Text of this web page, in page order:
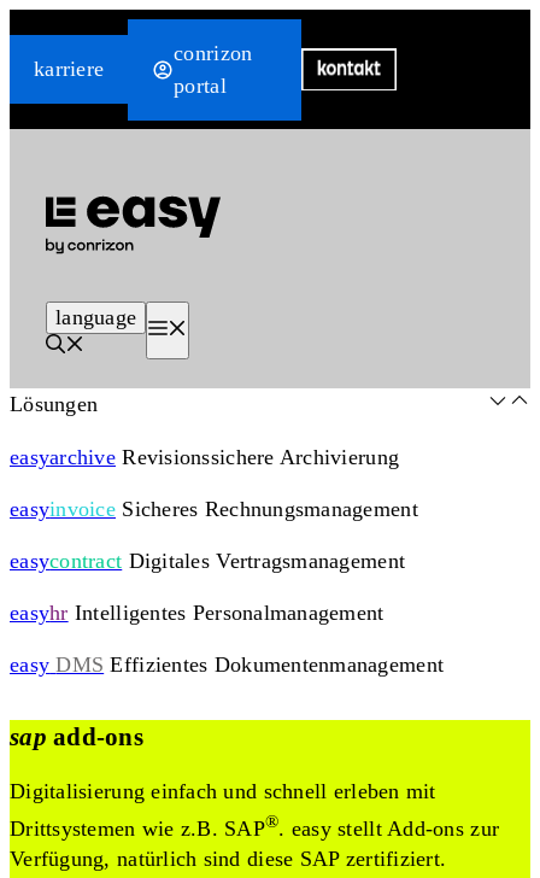
Inhaltkarriere
conrizon
portal
language
Lösungen
easyarchive Revisionssichere Archivierung
easyinvoice Sicheres Rechnungsmanagement
easycontract Digitales Vertragsmanagement
easyhr Intelligentes Personalmanagement
easy DMS Effizientes Dokumentenmanagement
sap add-ons
Digitalisierung einfach und schnell erleben mit
Drittsystemen wie z.B. SAP®. easy stellt Add-ons zur
Verfügung, natürlich sind diese SAP zertifiziert.